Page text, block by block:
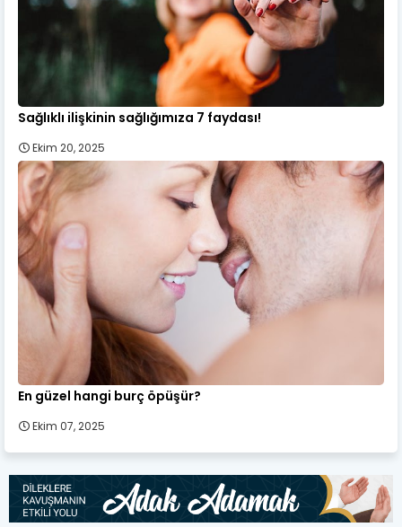
Sağlıklı ilişkinin sağlığımıza 7 faydası!
Ekim 20, 2025
En güzel hangi burç öpüşür?
Ekim 07, 2025